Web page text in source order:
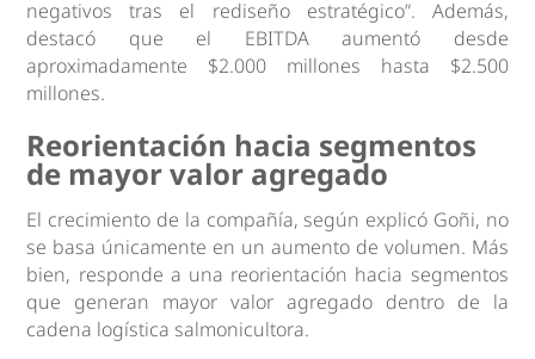
negativos tras el rediseño estratégico”. Además,
destacó que el EBITDA aumentó desde
aproximadamente $2.000 millones hasta $2.500
millones.
Reorientación hacia segmentos
de mayor valor agregado
El crecimiento de la compañía, según explicó Goñi, no
se basa únicamente en un aumento de volumen. Más
bien, responde a una reorientación hacia segmentos
que generan mayor valor agregado dentro de la
cadena logística salmonicultora.